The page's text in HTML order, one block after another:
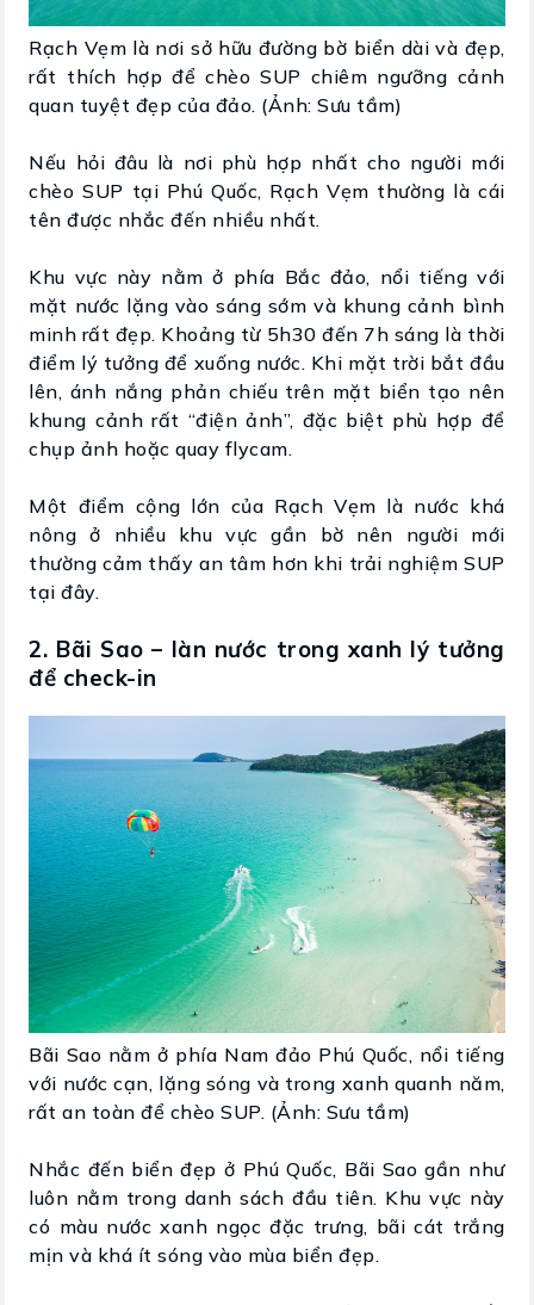
Rạch Vẹm là nơi sở hữu đường bờ biển dài và đẹp,
rất thích hợp để chèo SUP chiêm ngưỡng cảnh
quan tuyệt đẹp của đảo. (Ảnh: Sưu tầm)
Nếu hỏi đâu là nơi phù hợp nhất cho người mới
chèo SUP tại Phú Quốc, Rạch Vẹm thường là cái
tên được nhắc đến nhiều nhất.
Khu vực này nằm ở phía Bắc đảo, nổi tiếng với
mặt nước lặng vào sáng sớm và khung cảnh bình
minh rất đẹp. Khoảng từ 5h30 đến 7h sáng là thời
điểm lý tưởng để xuống nước. Khi mặt trời bắt đầu
lên, ánh nắng phản chiếu trên mặt biển tạo nên
khung cảnh rất “điện ảnh”, đặc biệt phù hợp để
chụp ảnh hoặc quay flycam.
Một điểm cộng lớn của Rạch Vẹm là nước khá
nông ở nhiều khu vực gần bờ nên người mới
thường cảm thấy an tâm hơn khi trải nghiệm SUP
tại đây.
2. Bãi Sao – làn nước trong xanh lý tưởng
để check-in
Bãi Sao nằm ở phía Nam đảo Phú Quốc, nổi tiếng
với nước cạn, lặng sóng và trong xanh quanh năm,
rất an toàn để chèo SUP. (Ảnh: Sưu tầm)
Nhắc đến biển đẹp ở Phú Quốc, Bãi Sao gần như
luôn nằm trong danh sách đầu tiên. Khu vực này
có màu nước xanh ngọc đặc trưng, bãi cát trắng
mịn và khá ít sóng vào mùa biển đẹp.